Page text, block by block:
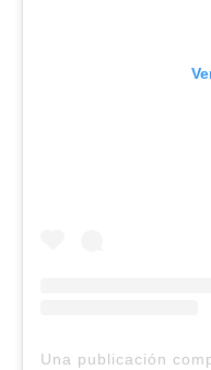
Una publicación